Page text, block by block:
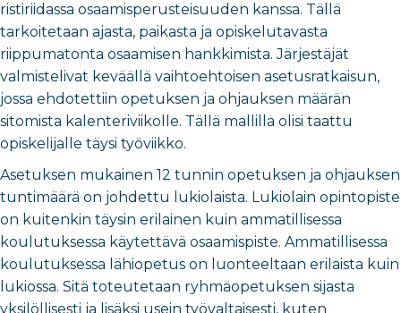
ristiriidassa osaamisperusteisuuden kanssa. Tällä
tarkoitetaan ajasta, paikasta ja opiskelutavasta
riippumatonta osaamisen hankkimista. Järjestäjät
valmistelivat keväällä vaihtoehtoisen asetusratkaisun,
jossa ehdotettiin opetuksen ja ohjauksen määrän
sitomista kalenteriviikolle. Tällä mallilla olisi taattu
opiskelijalle täysi työviikko.
Asetuksen mukainen 12 tunnin opetuksen ja ohjauksen
tuntimäärä on johdettu lukiolaista. Lukiolain opintopiste
on kuitenkin täysin erilainen kuin ammatillisessa
koulutuksessa käytettävä osaamispiste. Ammatillisessa
koulutuksessa lähiopetus on luonteeltaan erilaista kuin
lukiossa. Sitä toteutetaan ryhmäopetuksen sijasta
yksilöllisesti ja lisäksi usein työvaltaisesti, kuten